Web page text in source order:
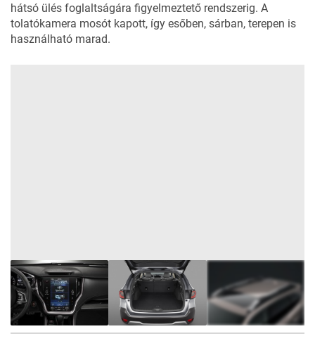
hátsó ülés foglaltságára figyelmeztető rendszerig. A
tolatókamera mosót kapott, így esőben, sárban, terepen is
használható marad.